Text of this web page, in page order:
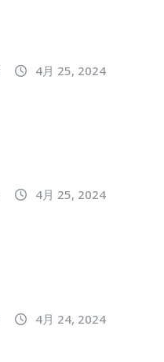
4月 25, 2024
4月 25, 2024
4月 24, 2024